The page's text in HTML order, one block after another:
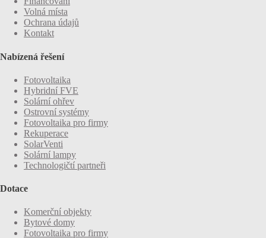
Volná místa
Ochrana údajů
Kontakt
Nabízená řešení
Fotovoltaika
Hybridní FVE
Solární ohřev
Ostrovní systémy
Fotovoltaika pro firmy
Rekuperace
SolarVenti
Solární lampy
Technologičtí partneři
Dotace
Komerční objekty
Bytové domy
Fotovoltaika pro firmy